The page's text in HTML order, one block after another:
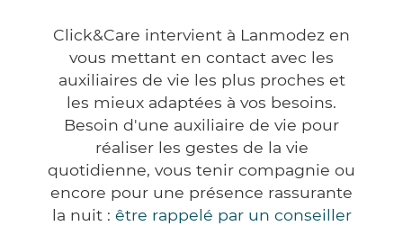
Click&Care intervient à Lanmodez en
vous mettant en contact avec les
auxiliaires de vie les plus proches et
les mieux adaptées à vos besoins.
Besoin d'une auxiliaire de vie pour
réaliser les gestes de la vie
quotidienne, vous tenir compagnie ou
encore pour une présence rassurante
la nuit : être rappelé par un conseiller